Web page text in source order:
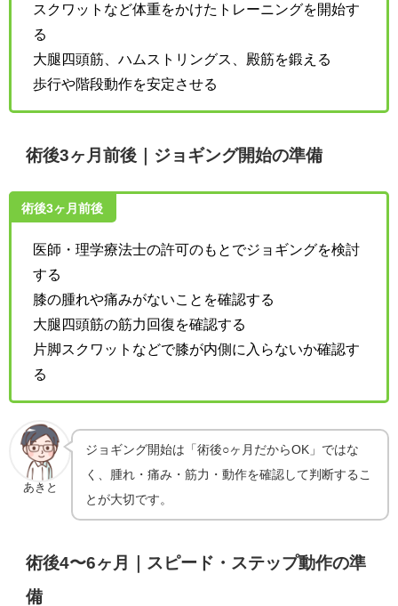
スクワットなど体重をかけたトレーニングを開始す
る
大腿四頭筋、ハムストリングス、殿筋を鍛える
歩行や階段動作を安定させる
術後3ヶ月前後｜ジョギング開始の準備
術後3ヶ月前後
医師・理学療法士の許可のもとでジョギングを検討
する
膝の腫れや痛みがないことを確認する
大腿四頭筋の筋力回復を確認する
片脚スクワットなどで膝が内側に入らないか確認す
る
あきと
ジョギング開始は「術後○ヶ月だからOK」ではな
く、腫れ・痛み・筋力・動作を確認して判断するこ
とが大切です。
術後4〜6ヶ月｜スピード・ステップ動作の準
備